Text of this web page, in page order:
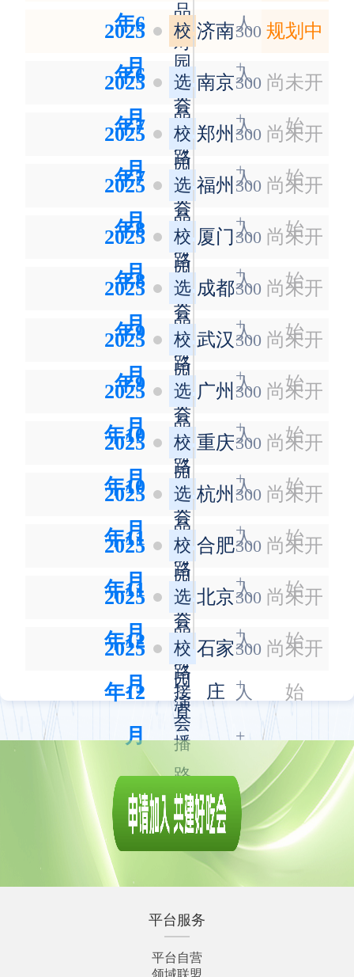
年6
月
品
对
接
会
人
+
2025
年6
月
校
园
直
播
路
演
济南300
人
+
规划中
2025
年7
月
选
品
对
接
会
南京300
人
+
尚未开
始
2025
年7
月
校
园
直
播
路
演
郑州 300
人
+
尚未开
始
2025
年8
月
选
品
对
接
会
福州 300
人
+
尚未开
始
2025
年8
月
校
园
直
播
路
演
厦门300
人
+
尚未开
始
2025
年9
月
选
品
对
接
会
成都300
人
+
尚未开
始
2025
年9
月
校
园
直
播
路
演
武汉300
人
+
尚未开
始
2025
年10
月
选
品
对
接
会
广州 300
人
+
尚未开
始
2025
年10
月
校
园
直
播
路
演
重庆300
人
+
尚未开
始
2025
年11
月
选
品
对
接
会
杭州 300
人
+
尚未开
始
2025
年11
月
校
园
直
播
路
演
合肥300
人
+
尚未开
始
2025
年12
月
选
品
对
接
会
北京300
人
+
尚未开
始
2025
年12
月
校
园
直
播
路
演
石家
庄
300
人
+
尚未开
始
平台服务
平台自营
领域联盟